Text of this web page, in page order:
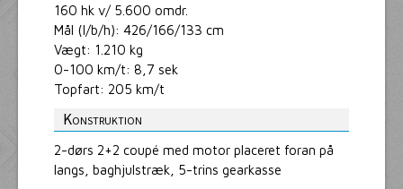
160 hk v/ 5.600 omdr.
Mål (l/b/h): 426/166/133 cm
Vægt: 1.210 kg
0-100 km/t: 8,7 sek
Topfart: 205 km/t
Konstruktion
2-dørs 2+2 coupé med motor placeret foran på
langs, baghjulstræk, 5-trins gearkasse